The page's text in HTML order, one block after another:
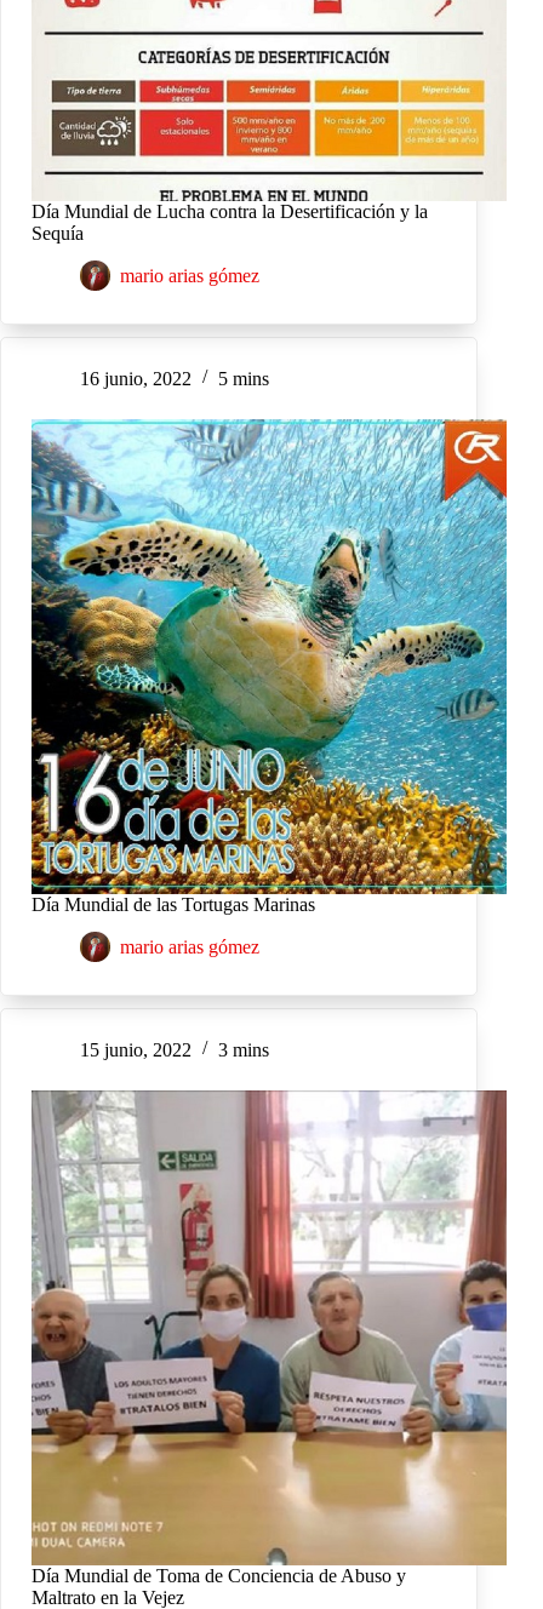
Día Mundial de Lucha contra la Desertificación y la
Sequía
mario arias gómez
16 junio, 2022 5 mins
Día Mundial de las Tortugas Marinas
mario arias gómez
15 junio, 2022 3 mins
Día Mundial de Toma de Conciencia de Abuso y
Maltrato en la Vejez